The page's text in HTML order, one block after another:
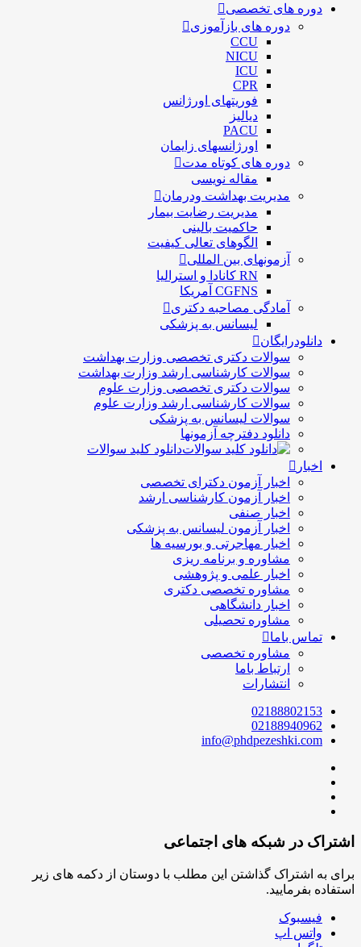
دوره های تخصصی
دوره های بازآموزی
CCU
NICU
ICU
CPR
فوریتهای اورژانس
دیالیز
PACU
اورژانسهای زایمان
دوره های کوتاه مدت
مقاله نویسی
مدیریت بهداشت ودرمان
مديريت رضايت بيمار
حاكميت بالينی
الگوهای تعالی کيفيت
آزمونهای بین المللی
RN کانادا و استرالیا
CGFNS آمریکا
آمادگی مصاحبه دکتری
لیسانس به پزشکی
دانلودرایگان
سوالات دکتری تخصصی وزارت بهداشت
سوالات کارشناسی ارشد وزارت بهداشت
سوالات دکتری تخصصی وزارت علوم
سوالات کارشناسی ارشد وزارت علوم
سوالات لیسانس به پزشکی
دانلود دفترچه آزمونها
دانلود کلید سوالات
اخبار
اخبار آزمون دکترای تخصصی
اخبار آزمون کارشناسی ارشد
اخبار صنفی
اخبار آزمون لیسانس به پزشکی
اخبار مهاجرتی و بورسیه ها
مشاوره و برنامه ریزی
اخبار علمی و پژوهشی
مشاوره تخصصی دکتری
اخبار دانشگاهی
مشاوره تحصیلی
تماس باما
مشاوره تخصصی
ارتباط باما
انتشارات
02188802153
02188940962
info@phdpezeshki.com
اشتراک در شبکه های اجتماعی
برای به اشتراک گذاشتن این مطلب با دوستان از دکمه های زیر
استفاده بفرمایید.
فیسبوک
واتس اپ